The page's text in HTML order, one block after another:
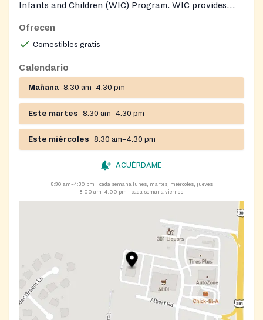
Infants and Children (WIC) Program. WIC provides
support, and healthcare referrals to pregnant and
postpartum women, nursing mothers, and infants and
Ofrecen
Comestibles gratis
Calendario
Mañana 8:30 am–4:30 pm
Este martes 8:30 am–4:30 pm
Este miércoles 8:30 am–4:30 pm
ACUÉRDAME
8:30 am–4:30 pm
cada semana lunes, martes, miércoles, jueves
8:00 am–4:00 pm
cada semana viernes